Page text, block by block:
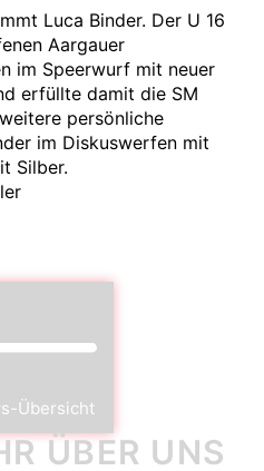
Luca Binder. Der U 16
Aargauer
im Speerwurf mit neuer
erfüllte damit die SM
persönliche
im Diskuswerfen mit
Silber.
Übersicht
ÜBER UNS